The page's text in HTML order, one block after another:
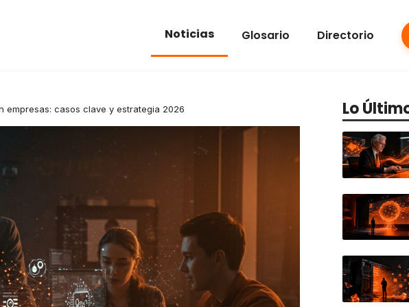
Noticias Glosario Directorio
empresas: casos clave y estrategia 2026 Lo